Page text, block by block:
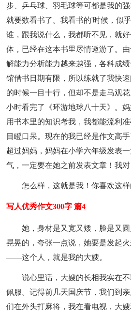
步、乒乓球、羽毛球等可都是我的
就要数看书了。我看书的'时候，似
谁，跟我说什么，我都听不见，就
体，已经在这本书里尽情遨游了。
解能力分析能力越来越强，各科成
馆借书日期有限，所以练就了我快
的时候一目十行，但却不是走马观
小时看完了《环游地球八十天》。
用书本里的知识考我，我都能流利
目瞪口呆。现在的我已经是作文高
超过妈妈，妈妈在小学六年级发表
气，一定要在她之前发表文章！我
怎么样，这就是我！你喜欢这样
写人优秀作文300字 篇4
她，身材是又宽又矮，脸是又
晃晃的，夸张一点说，她要是发起
——这个人，就是我的大嫂。
说心里话，大嫂的长相我实在
佩服。记得前几天国庆节，我们到
们在外头打麻将，我在看电视，大